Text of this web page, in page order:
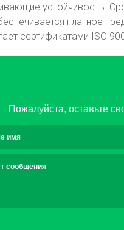
устойчивость.
платное
сертификатами ISO
Пожалуйста, оставьте
имя
сообщения